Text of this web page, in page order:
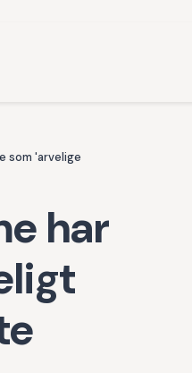
som 'arvelige
har